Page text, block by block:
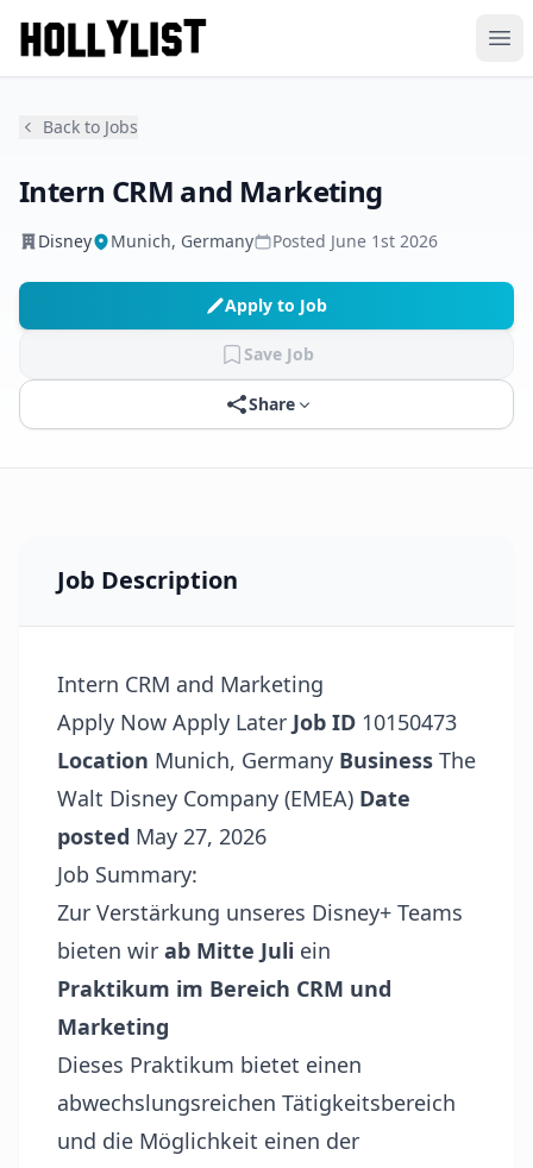
Back to Jobs
Intern CRM and Marketing
Disney Munich, Germany Posted June 1st 2026
Apply to Job
Save Job
Share
Job Description
Intern CRM and Marketing
Apply Now Apply Later Job ID 10150473
Location Munich, Germany Business The
Walt Disney Company (EMEA) Date
posted May 27, 2026
Job Summary:
Zur Verstärkung unseres Disney+ Teams
bieten wir ab Mitte Juli ein
Praktikum im Bereich CRM und
Marketing
Dieses Praktikum bietet einen
abwechslungsreichen Tätigkeitsbereich
und die Möglichkeit einen der